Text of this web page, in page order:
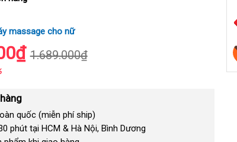
massage cho nữ
1.689.000₫
quốc (miễn phí ship)
phút tại HCM & Hà Nội, Bình Dương